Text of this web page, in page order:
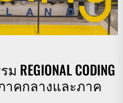
CODING
ภาคกลางและภาค